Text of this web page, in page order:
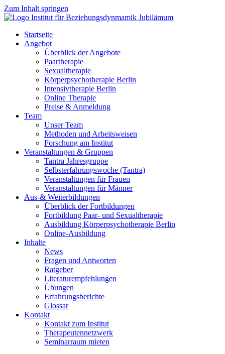
Zum Inhalt springen
Startseite
Angebot
Überblick der Angebote
Paartherapie
Sexualtherapie
Körperpsychotherapie Berlin
Intensivtherapie Berlin
Online Therapie
Preise & Anmeldung
Team
Unser Team
Methoden und Arbeitsweisen
Forschung am Institut
Veranstaltungen & Gruppen
Tantra Jahresgruppe
Selbsterfahrungswoche (Tantra)
Veranstaltungen für Frauen
Veranstaltungen für Männer
Aus-& Weiterbildungen
Überblick der Fortbildungen
Fortbildung Paar- und Sexualtherapie
Ausbildung Körperpsychotherapie Berlin
Online-Ausbildung
Inhalte
News
Fragen und Antworten
Ratgeber
Literaturempfehlungen
Übungen
Erfahrungsberichte
Glossar
Kontakt
Kontakt zum Institut
Therapeutennetzwerk
Seminarraum mieten